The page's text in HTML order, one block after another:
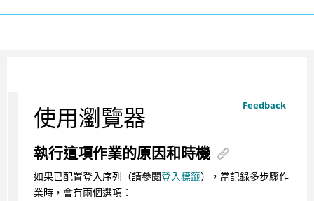
Feedback
使用瀏覽器
執行這項作業的原因和時機
如果已配置登入序列（請參閱登入標籤），當記錄多步驟作
業時，會有兩個選項：